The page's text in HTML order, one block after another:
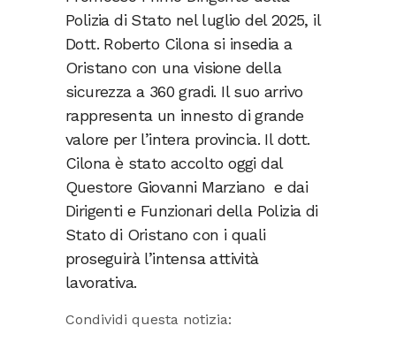
Polizia di Stato nel luglio del 2025, il
Dott. Roberto Cilona si insedia a
Oristano con una visione della
sicurezza a 360 gradi. Il suo arrivo
rappresenta un innesto di grande
valore per l’intera provincia. Il dott.
Cilona è stato accolto oggi dal
Questore Giovanni Marziano e dai
Dirigenti e Funzionari della Polizia di
Stato di Oristano con i quali
proseguirà l’intensa attività
lavorativa.
Condividi questa notizia: